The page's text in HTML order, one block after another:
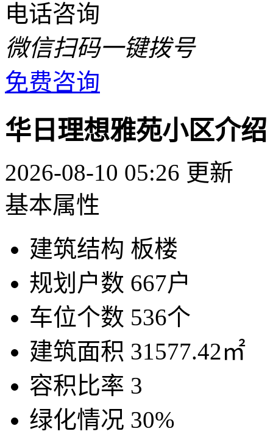
电话咨询
微信扫码一键拨号
免费咨询
华日理想雅苑小区介绍
2026-08-10 05:26 更新
基本属性
建筑结构 板楼
规划户数 667户
车位个数 536个
建筑面积 31577.42㎡
容积比率 3
绿化情况 30%